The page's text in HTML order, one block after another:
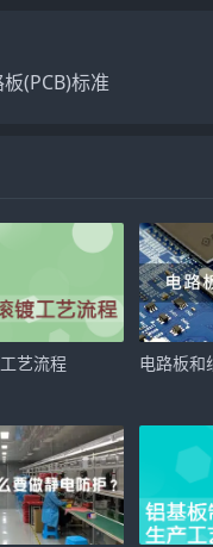
(PCB)标准
艺流程 电路板和